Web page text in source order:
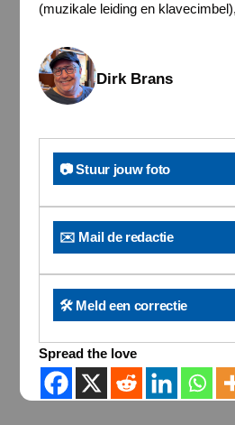
(muzikale leiding en
Dirk Brans
📷 Stuur jouw foto
✉️ Mail de redactie
🛠️ Meld een correctie
Spread the love